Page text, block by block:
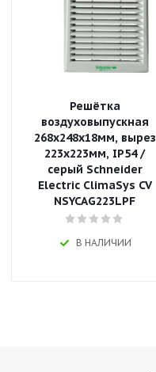
Решётка
воздуховыпускная
268х248х18мм, вырез
223х223мм, IP54 /
серый Schneider
Electric ClimaSys CV
NSYCAG223LPF
В НАЛИЧИИ